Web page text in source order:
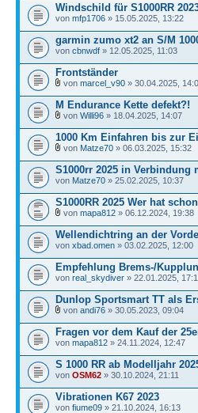
Windschild für S1000RR
von mfp1706 » 15.05.2025, 13:22
garmin zumo xt2 an S/M
von cbnwdf » 12.05.2025, 11:03
Frontständer
von marcel_v90 » 30.04.2025,
M Endurance Kette defekt?!
von Willi96 » 18.04.2025, 14:07
1000 Km Einfahren bis zur
von Matze70 » 06.03.2025, 15:32
S1000rr 2025 in Verbindung
von Matze70 » 25.02.2025, 10:37
S1000RR 2025 Wer hat
von mapa812 » 06.12.2024, 19:38
Wellendichtring an der
von xbad.omen » 03.02.2025, 12:00
Empfehlung Brems-/
von real_skydiver » 22.01.2025,
Dunlop Sportsmart TT als
von andi76 » 30.05.2023, 09:04
Fragen vor dem Kauf der
von mapa812 » 24.11.2024, 12:47
S 1000 RR ab Modelljahr
von OSM62 » 30.10.2024, 21:11
Vibrationen K67 2023
von fiume09 » 21.10.2024, 16:13